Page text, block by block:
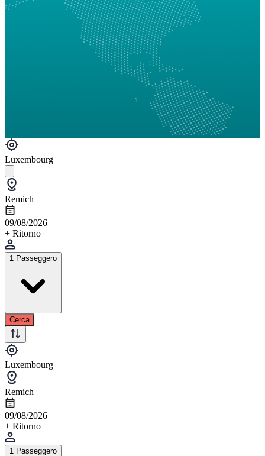
Luxembourg
Remich
09/08/2026
+ Ritorno
1 Passeggero
Cerca
Luxembourg
Remich
09/08/2026
+ Ritorno
1 Passeggero